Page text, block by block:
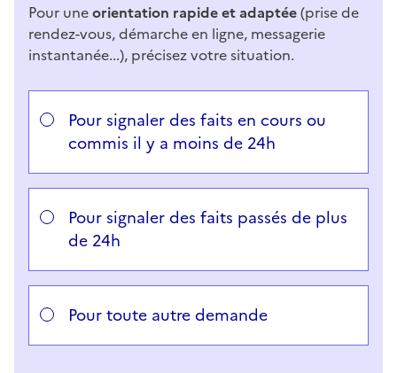
Pour uneorientation rapide et adaptée(prise de
rendez-vous, démarche en ligne, messagerie
instantanée...), précisez votre situation.
Répondez aux questions successives et les réponses
Vous avez choisi
Pour signaler des faits en cours ou
commis il y a moins de 24h
Pour signaler des faits passés de plus
de 24h
Pour toute autre demande